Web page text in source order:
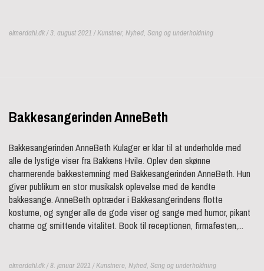
elmerdahl.dk / 3. august 2021 /Kunstner, Nyhed, Sang og underholdning
Bakkesangerinden AnneBeth
Bakkesangerinden AnneBeth Kulager er klar til at underholde med
alle de lystige viser fra Bakkens Hvile. Oplev den skønne
charmerende bakkestemning med Bakkesangerinden AnneBeth. Hun
giver publikum en stor musikalsk oplevelse med de kendte
bakkesange. AnneBeth optræder i Bakkesangerindens flotte
kostume, og synger alle de gode viser og sange med humor, pikant
charme og smittende vitalitet. Book til receptionen, firmafesten,...
elmerdahl.dk / 8. januar 2021 /Kunstnere, Nyhed, Sang og underholdning